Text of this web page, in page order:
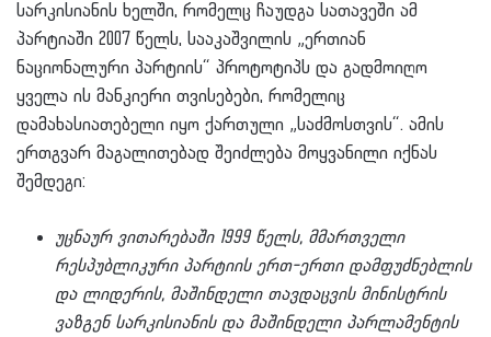
სარკისიანის ხელში, რომელც ჩაუდგა სათავეში ამ
პარტიაში 2007 წელს, სააკაშვილის „ერთიან
ნაციონალური პარტიის“ პროტოტიპს და გადმოიღო
ყველა ის მანკიერი თვისებები, რომელიც
დამახასიათებელი იყო ქართული „საძმოსთვის“. ამის
ერთგვარ მაგალითებად შეიძლება მოყვანილი იქნას
შემდეგი:
უცნაურ ვითარებაში 1999 წელს, მმართველი
რესპუბლიკური პარტიის ერთ-ერთი დამფუძნებლის
და ლიდერის, მაშინდელი თავდაცვის მინისტრის
ვაზგენ სარკისიანის და მაშინდელი პარლამენტის